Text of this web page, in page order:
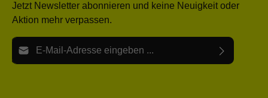
Jetzt Newsletter abonnieren und keine Neuigkeit oder
Aktion mehr verpassen.
E-Mail-Adresse*